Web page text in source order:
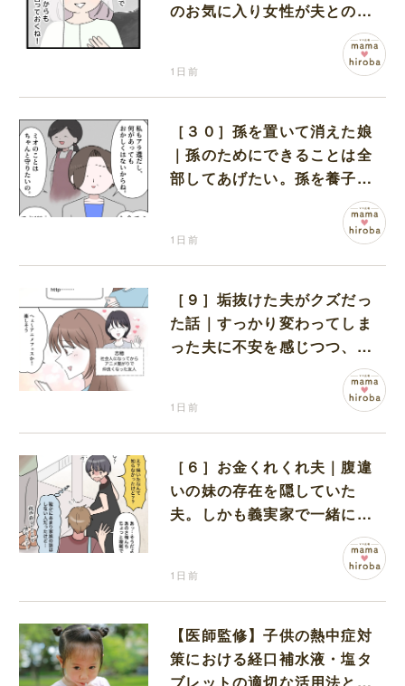
のお気に入り女性が夫との親
1日前
［３０］孫を置いて消えた娘
｜孫のためにできることは全
部してあげたい。孫を養子に
1日前
［９］垢抜けた夫がクズだっ
た話｜すっかり変わってしま
った夫に不安を感じつつ、友
人から誘われたアニメフェス
1日前
［６］お金くれくれ夫｜腹違
いの妹の存在を隠していた
夫。しかも義実家で一緒に暮
らすことになり困惑する妻
1日前
【医師監修】子供の熱中症対
策における経口補水液・塩タ
ブレットの適切な活用法と水